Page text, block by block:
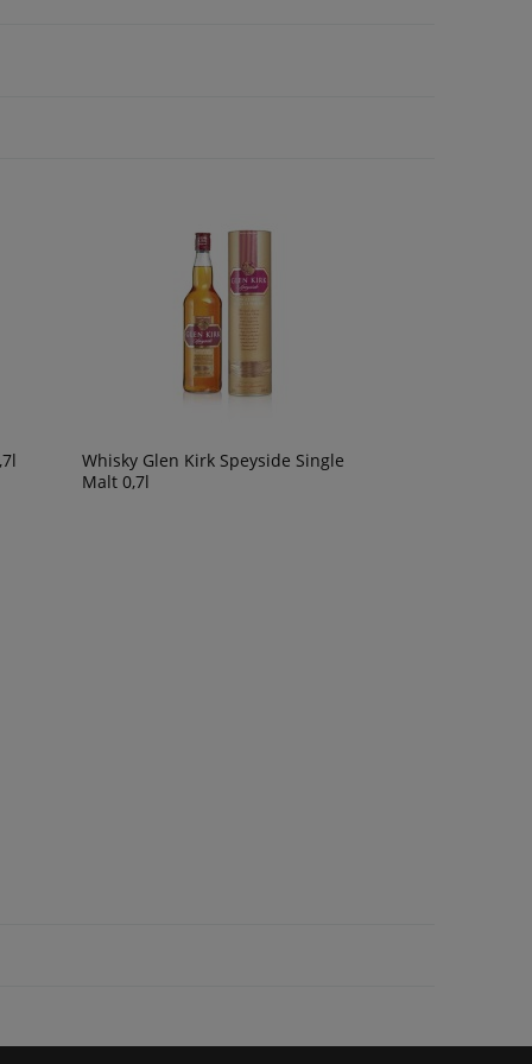
Whisky Glen Kirk Speyside Single
Malt 0,7l